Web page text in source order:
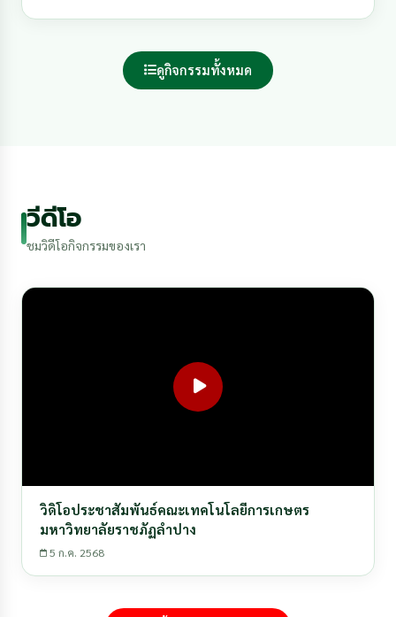
ดูกิจกรรมทั้งหมด
วีดีโอ
ชมวิดีโอกิจกรรมของเรา
วิดิโอประชาสัมพันธ์คณะเทคโนโลยีการเกษตร
มหาวิทยาลัยราชภัฏลำปาง
5 ก.ค. 2568